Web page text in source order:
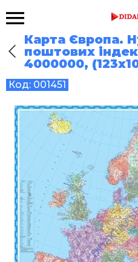
Карта Європа.
поштових
4000000,
Код: 001451